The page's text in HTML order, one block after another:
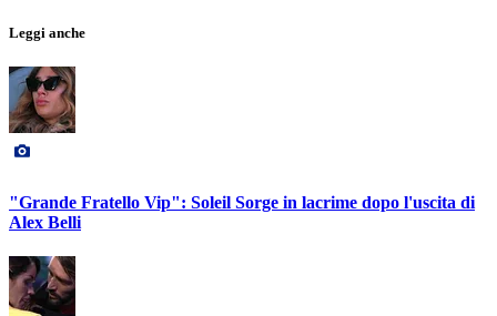
Leggi anche
"Grande Fratello Vip": Soleil Sorge in lacrime dopo l'uscita di
Alex Belli